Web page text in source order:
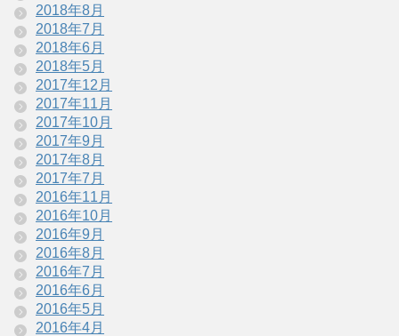
2018年8月
2018年7月
2018年6月
2018年5月
2017年12月
2017年11月
2017年10月
2017年9月
2017年8月
2017年7月
2016年11月
2016年10月
2016年9月
2016年8月
2016年7月
2016年6月
2016年5月
2016年4月